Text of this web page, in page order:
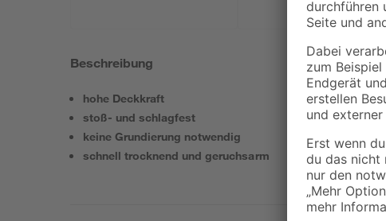
Beschreibung
hohe Deckkraft
stoß- und schlagfest
keine Grundierung notwendig
schnell trocknend und geruchsarm